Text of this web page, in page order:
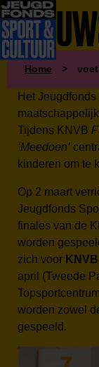
Home >
Het
Tijdens KNVB
‘Meedoen’
kinderen om te
Op 2 maart
Jeugdfonds
finales van de
worden
zich voor
april (Tweede
worden zowel
gespeeld.